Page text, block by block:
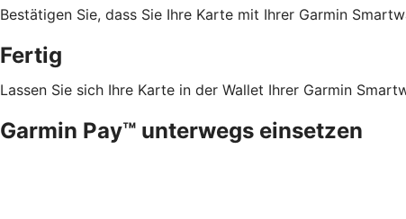
Bestätigen Sie, dass Sie Ihre Karte mit Ihrer Garmin
Fertig
Lassen Sie sich Ihre Karte in der Wallet Ihrer Garmin
Garmin Pay™ unterwegs einsetzen